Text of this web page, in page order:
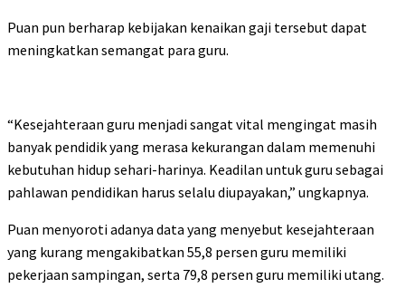
Puan pun berharap kebijakan kenaikan gaji tersebut dapat
meningkatkan semangat para guru.
“Kesejahteraan guru menjadi sangat vital mengingat masih
banyak pendidik yang merasa kekurangan dalam memenuhi
kebutuhan hidup sehari-harinya. Keadilan untuk guru sebagai
pahlawan pendidikan harus selalu diupayakan,” ungkapnya.
Puan menyoroti adanya data yang menyebut kesejahteraan
yang kurang mengakibatkan 55,8 persen guru memiliki
pekerjaan sampingan, serta 79,8 persen guru memiliki utang.